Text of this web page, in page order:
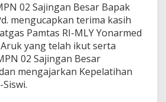
02 Sajingan Besar Bapak
mengucapkan terima kasih
Pamtas RI-MLY Yonarmed
yang telah ikut serta
02 Sajingan Besar
mengajarkan Kepelatihan